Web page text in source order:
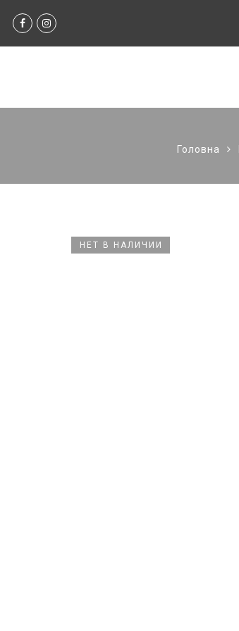
Головна
НЕТ В НАЛИЧИИ